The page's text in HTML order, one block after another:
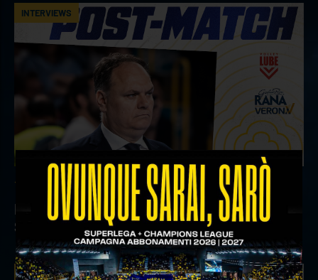
INTERVIEWS
18 aprile 2026
Il commento del ds Lami dopo Gara 4 delle
Semifinali Play Off
INTERVIEWS